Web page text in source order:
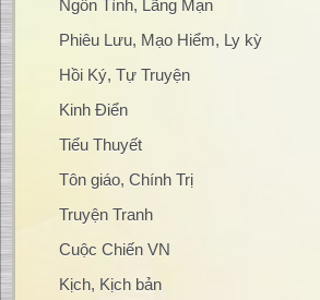
Ngôn Tình, Lãng Mạn
Phiêu Lưu, Mạo Hiểm, Ly kỳ
Hồi Ký, Tự Truyện
Kinh Điển
Tiểu Thuyết
Tôn giáo, Chính Trị
Truyện Tranh
Cuộc Chiến VN
Kịch, Kịch bản